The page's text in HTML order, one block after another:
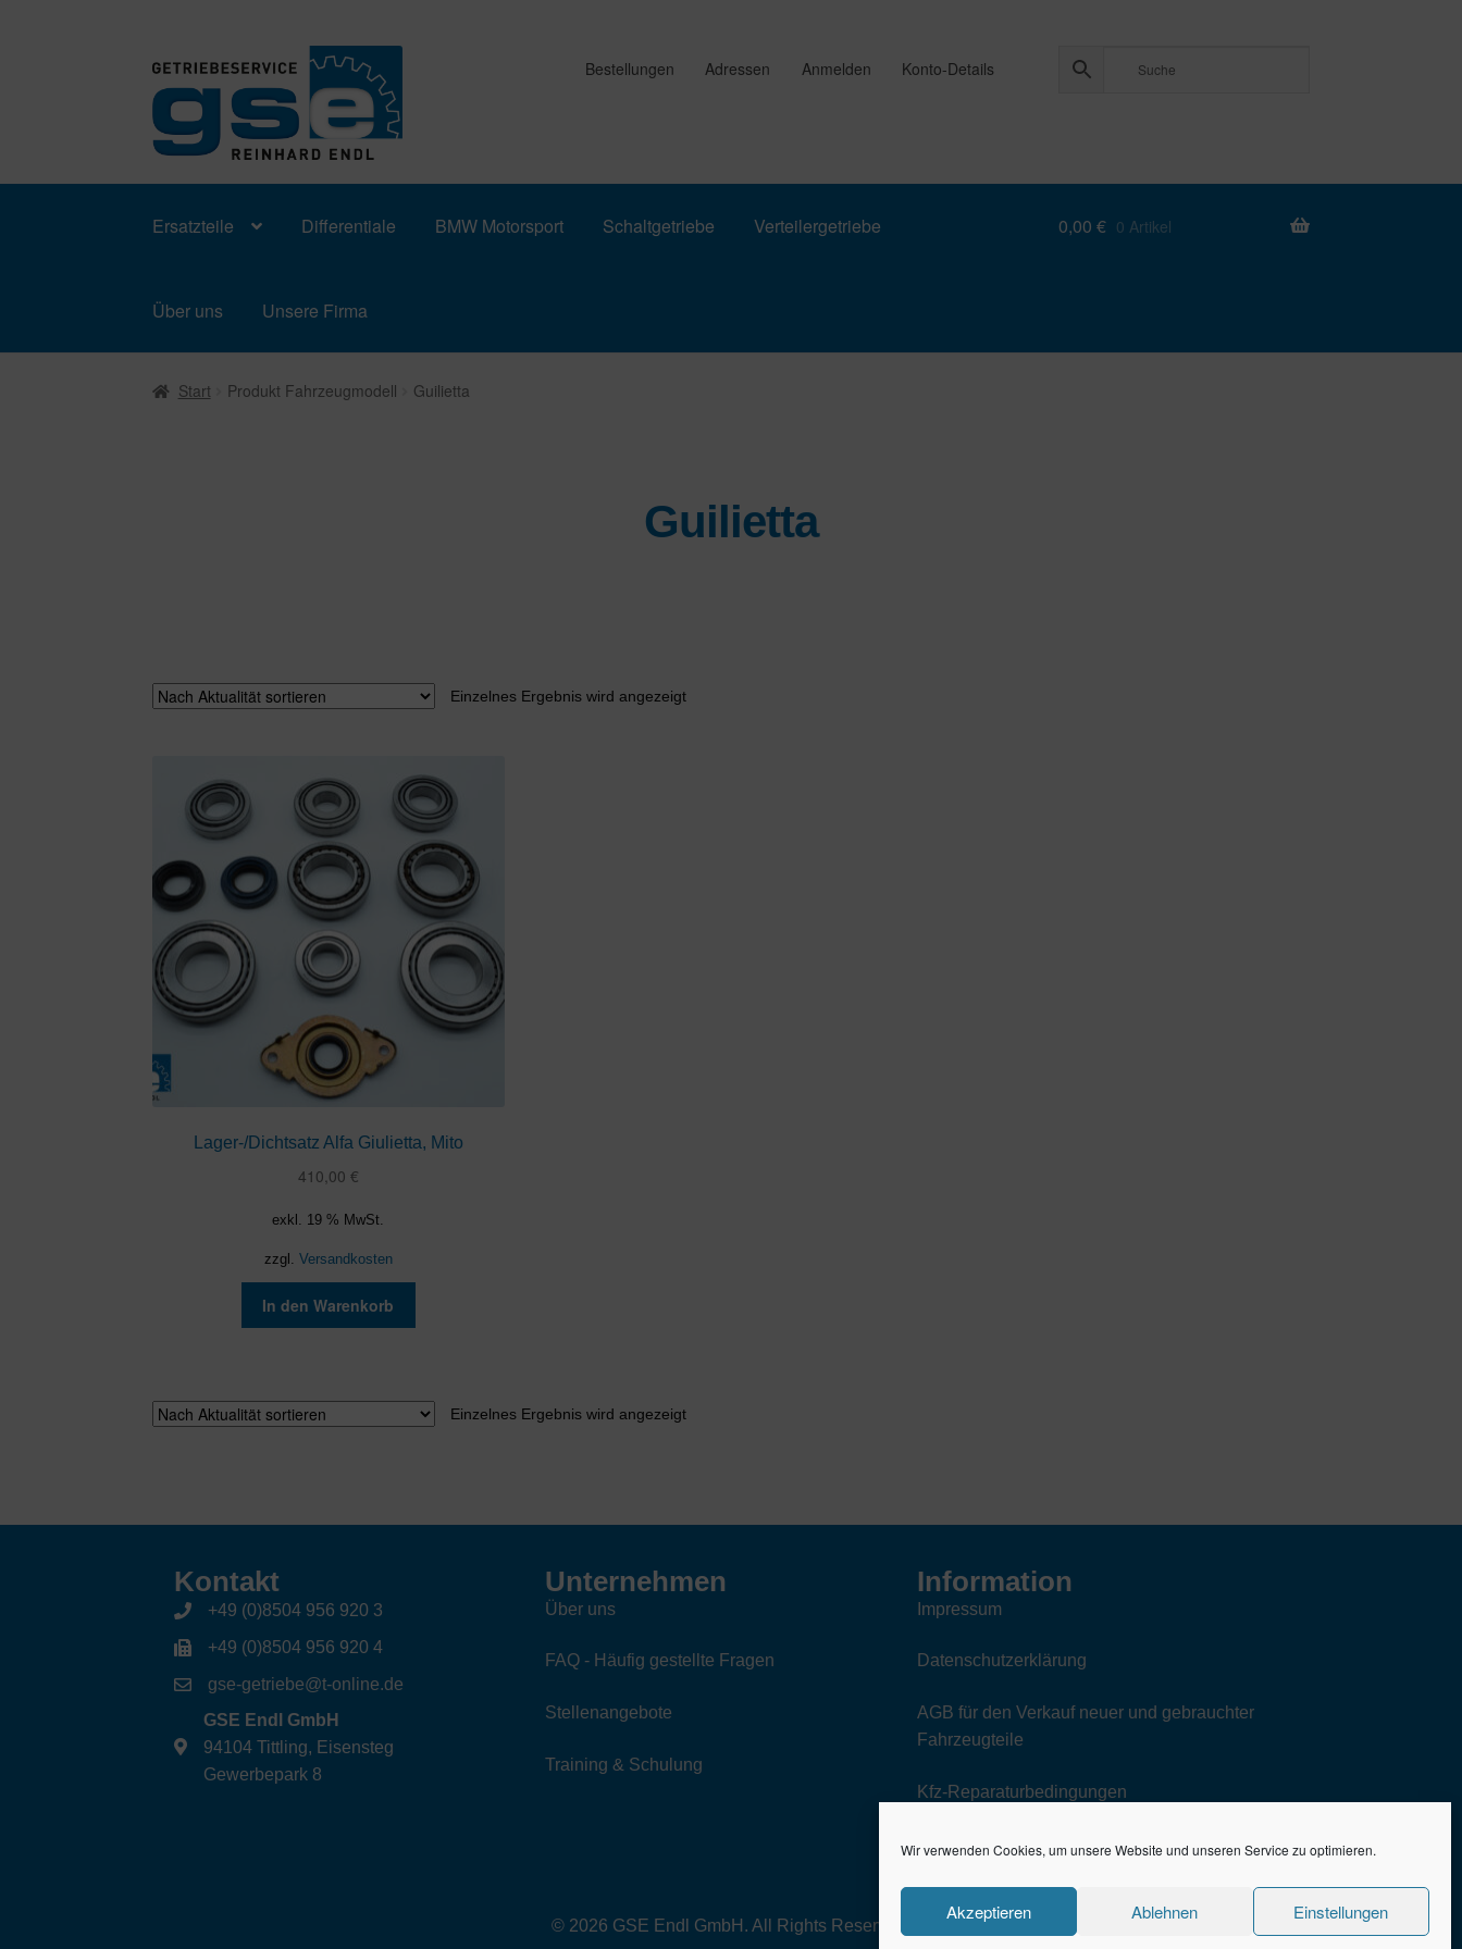
Wir verwenden Cookies, um unsere Website und unseren Service zu optimieren.
Akzeptieren Ablehnen Einstellungen
Zur
Navigation
springen
Zum
Inhalt
springen
Bestellungen Adressen Anmelden Konto-Details
Ersatzteile Differentiale BMW Motorsport Schaltgetriebe Verteilergetriebe
Über uns Unsere Firma
0,00 € 0 Artikel
Start Produkt Fahrzeugmodell Guilietta
Guilietta
Einzelnes Ergebnis wird angezeigt
Lager-/Dichtsatz Alfa Giulietta, Mito
410,00 €
exkl. 19 % MwSt.
zzgl. Versandkosten
In den Warenkorb
Einzelnes Ergebnis wird angezeigt
Kontakt
+49 (0)8504 956 920 3
+49 (0)8504 956 920 4
gse-getriebe@t-online.de
GSE Endl GmbH
94104 Tittling, Eisensteg
Gewerbepark 8
Unternehmen
Über uns
FAQ - Häufig gestellte Fragen
Stellenangebote
Training & Schulung
Information
Impressum
Datenschutzerklärung
AGB für den Verkauf neuer und gebrauchter
Fahrzeugteile
Kfz-Reparaturbedingungen
© 2026 GSE Endl GmbH. All Rights Reserved.